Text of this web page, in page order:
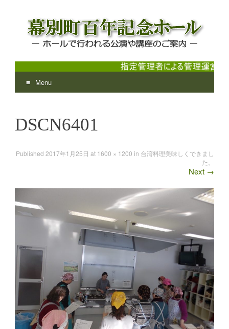
幕別町百年記念ホール
ホールで行われる公演や講座のご案内
Menu
content
DSCN6401
Published 2017年1月25日 at 1600 × 1200 in 台湾料理美味しくできまし
た。
Next →